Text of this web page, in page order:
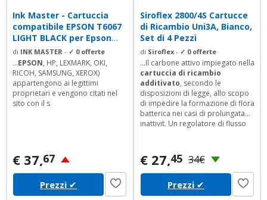
Ink Master - Cartuccia
compatibile EPSON T6067
LIGHT BLACK per Epson
Stylus Pro...
di INK MASTER - ✓ 0 offerte
...EPSON, HP, LEXMARK, OKI,
RICOH, SAMSUNG, XEROX)
appartengono ai legittimi
proprietari e vengono citati nel
sito con il s
€ 37,67
Prezzi ✔
Siroflex 2800/4S Cartucce
di Ricambio Uni3A, Bianco,
Set di 4 Pezzi
di Siroflex - ✓ 0 offerte
...Il carbone attivo impiegato nella
cartuccia di ricambio
additivato, secondo le
disposizioni di legge, allo scopo
di impedire la formazione di flora
batterica nei casi di prolungata
inattivit. Un regolatore di flusso
acqua affinch l'azione del
carbone attivo venga sfruttata al
massimo. Infatti pi lentamente
scorre l'acqua, pi efficace l'azione
del carbone attivo. La durata...
€ 27,45 34€
Prezzi ✔